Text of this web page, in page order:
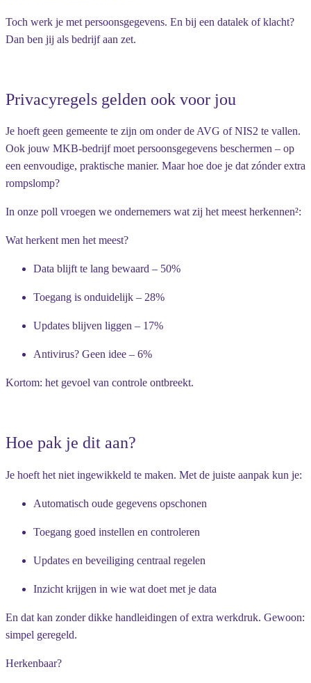
Toch werk je met persoonsgegevens. En bij een datalek of klacht?
Dan ben jij als bedrijf aan zet.
Privacyregels gelden ook voor jou
Je hoeft geen gemeente te zijn om onder de AVG of NIS2 te vallen.
Ook jouw MKB-bedrijf moet persoonsgegevens beschermen – op
een eenvoudige, praktische manier. Maar hoe doe je dat zónder extra
rompslomp?
In onze poll vroegen we ondernemers wat zij het meest herkennen²:
Wat herkent men het meest?
Data blijft te lang bewaard – 50%
Toegang is onduidelijk – 28%
Updates blijven liggen – 17%
Antivirus? Geen idee – 6%
Kortom: het gevoel van controle ontbreekt.
Hoe pak je dit aan?
Je hoeft het niet ingewikkeld te maken. Met de juiste aanpak kun je:
Automatisch oude gegevens opschonen
Toegang goed instellen en controleren
Updates en beveiliging centraal regelen
Inzicht krijgen in wie wat doet met je data
En dat kan zonder dikke handleidingen of extra werkdruk. Gewoon:
simpel geregeld.
Herkenbaar?